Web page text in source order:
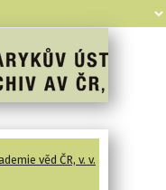
věd ČR, v. v.